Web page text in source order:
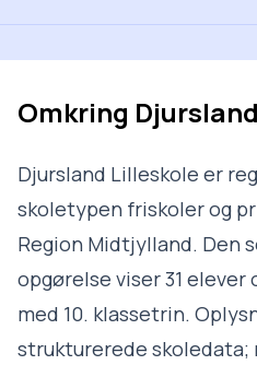
Omkring
Djursland Lilleskole er
skoletypen friskoler og
Region Midtjylland. Den
opgørelse viser 31
med 10. klassetrin.
strukturerede